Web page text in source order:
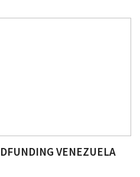
VENEZUELA